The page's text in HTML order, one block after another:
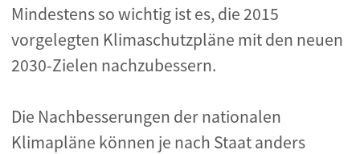
Mindestens so wichtig ist es, die 2015
vorgelegten Klimaschutzpläne mit den neuen
2030-Zielen nachzubessern.
Die Nachbesserungen der nationalen
Klimapläne können je nach Staat anders